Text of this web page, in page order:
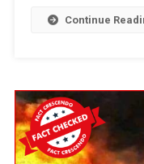
Continue